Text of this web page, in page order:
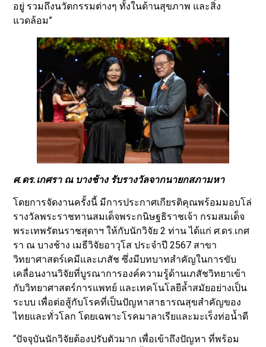
อยู่ รวมถึงนวัตกรรมต่างๆ ทั้งในด้านสุขภาพ และสิ่ง
แวดล้อม”
ศ.ดร.เกศรา ณ บางช้าง รับรางวัลจากนายกสภามหา
โดยการจัดงานครั้งนี้ มีการประกาศเกียรติคุณพร้อมมอบโล่
รางวัลพระราชทานสมเด็จพระกนิษฐธิราชเจ้า กรมสมเด็จ
พระเทพรัตนราชสุดาฯ ให้กับนักวิจัย 2 ท่าน ได้แก่ ศ.ดร.เกศ
รา ณ บางช้าง เมธีวิจัยอาวุโส ประจำปี 2567 สาขา
วิทยาศาสตร์เคมีและเภสัช ซึ่งมีบทบาทสำคัญในการขับ
เคลื่อนงานวิจัยที่บูรณาการองค์ความรู้ด้านเภสัชวิทยาเข้า
กับวิทยาศาสตร์การแพทย์ และเทคโนโลยีล้ำสมัยอย่างเป็น
ระบบ เพื่อต่อสู้กับโรคที่เป็นปัญหาสาธารณสุขสำคัญของ
ไทยและทั่วโลก โดยเฉพาะโรคมาลาเรียและมะเร็งท่อน้ำดี
“ปัจจุบันนักวิจัยต้องปรับตัวมาก เพื่อเข้าถึงปัญหา ที่พร้อม